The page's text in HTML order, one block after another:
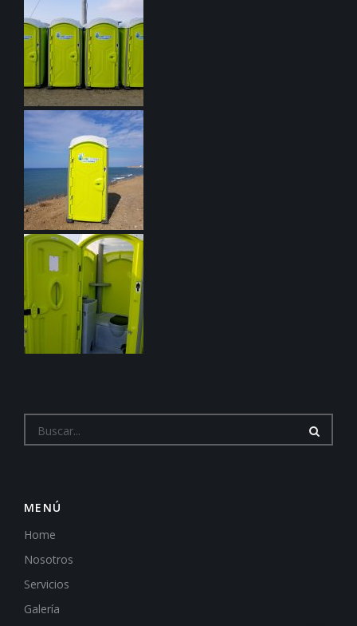
MENÚ
Home
Nosotros
Servicios
Galería